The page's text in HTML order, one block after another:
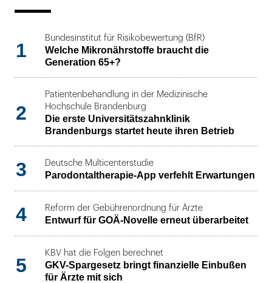
1
Bundesinstitut für Risikobewertung (BfR)
Welche Mikronährstoffe braucht die
Generation 65+?
2
Patientenbehandlung in der Medizinische
Hochschule Brandenburg
Die erste Universitätszahnklinik
Brandenburgs startet heute ihren Betrieb
3 Deutsche Multicenterstudie
Parodontaltherapie-App verfehlt Erwartungen
4 Reform der Gebührenordnung für Ärzte
Entwurf für GOÄ-Novelle erneut überarbeitet
5
KBV hat die Folgen berechnet
GKV-Spargesetz bringt finanzielle Einbußen
für Ärzte mit sich